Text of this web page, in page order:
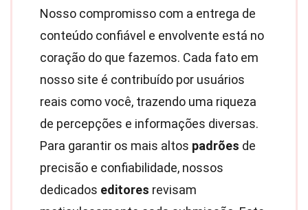
Nosso compromisso com a entrega de
conteúdo confiável e envolvente está no
coração do que fazemos. Cada fato em
nosso site é contribuído por usuários
reais como você, trazendo uma riqueza
de percepções e informações diversas.
Para garantir os mais altos padrões de
precisão e confiabilidade, nossos
dedicados editores revisam